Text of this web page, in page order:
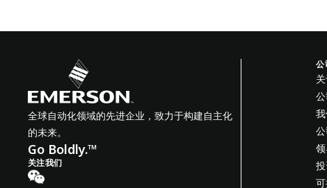
全球自动化领域的先进企业，致力于构建自主化
的未来。
Go Boldly.™
关注我们
公